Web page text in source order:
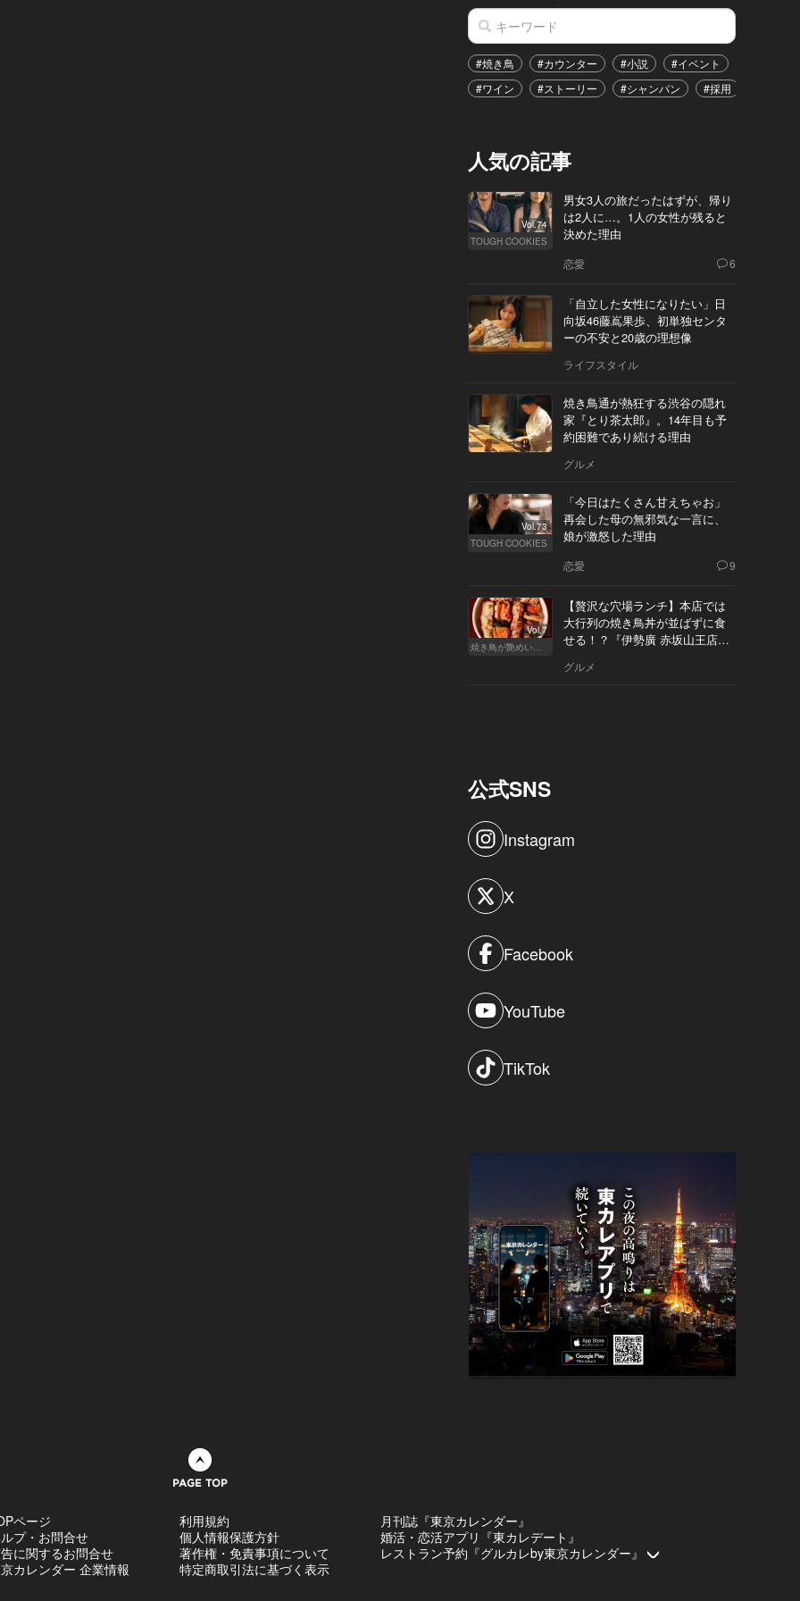
#焼き鳥 #カウンター #小説 #イベント
#ワイン
#ストーリー #シャンパン #採用
人気の記事
Vol.74
TOUGH COOKIES
男女3人の旅だったはずが、帰り
は2人に…。1人の女性が残ると
決めた理由
恋愛 6
「自立した女性になりたい」日
向坂46藤嶌果歩、初単独センタ
ーの不安と20歳の理想像
ライフスタイル
焼き鳥通が熱狂する渋谷の隠れ
家『とり茶太郎』。14年目も予
約困難であり続ける理由
グルメ
Vol.73
TOUGH COOKIES
「今日はたくさん甘えちゃお」
再会した母の無邪気な一言に、
娘が激怒した理由
恋愛 9
Vol.7
焼き鳥が艶めいてきた
【贅沢な穴場ランチ】本店では
大行列の焼き鳥丼が並ばずに食
せる！？『伊勢廣 赤坂山王店』
グルメ
公式SNS
Instagram
X
Facebook
YouTube
TikTok
ページ
プ・お問合せ
に関するお問合せ
カレンダー 企業情報
利用規約
個人情報保護方針
著作権・免責事項について
特定商取引法に基づく表示
月刊誌『東京カレンダー』
婚活・恋活アプリ『東カレデート』
レストラン予約『グルカレby東京カレンダー』